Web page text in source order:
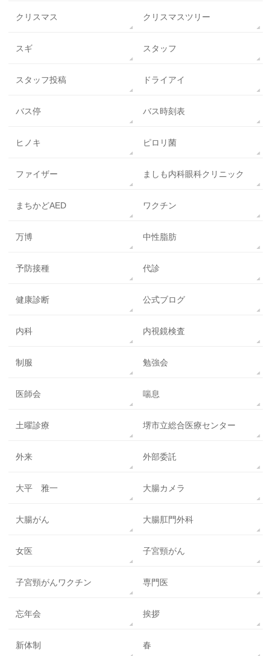
クリスマス クリスマスツリー
スギ スタッフ
スタッフ投稿 ドライアイ
バス停 バス時刻表
ヒノキ ピロリ菌
ファイザー ましも内科眼科クリニック
まちかどAED ワクチン
万博 中性脂肪
予防接種 代診
健康診断 公式ブログ
内科 内視鏡検査
制服 勉強会
医師会 喘息
土曜診療 堺市立総合医療センター
外来 外部委託
大平 雅一 大腸カメラ
大腸がん 大腸肛門外科
女医 子宮頸がん
子宮頸がんワクチン 専門医
忘年会 挨拶
新体制 春